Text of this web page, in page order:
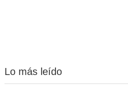
Lo más leído